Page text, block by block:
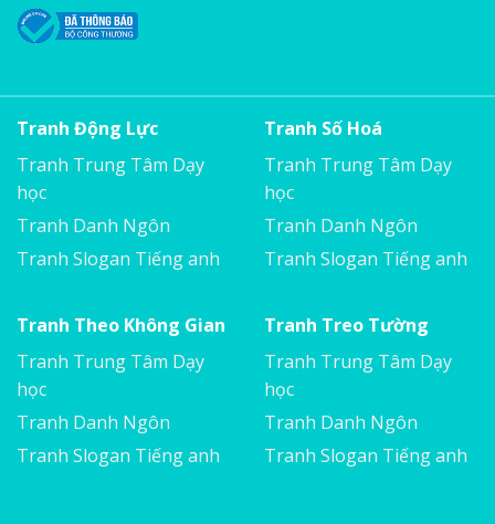
Tranh Động Lực
Tranh Trung Tâm Dạy
học
Tranh Danh Ngôn
Tranh Slogan Tiếng anh
Tranh Số Hoá
Tranh Trung Tâm Dạy
học
Tranh Danh Ngôn
Tranh Slogan Tiếng anh
Tranh Theo Không Gian
Tranh Trung Tâm Dạy
học
Tranh Danh Ngôn
Tranh Slogan Tiếng anh
Tranh Treo Tường
Tranh Trung Tâm Dạy
học
Tranh Danh Ngôn
Tranh Slogan Tiếng anh